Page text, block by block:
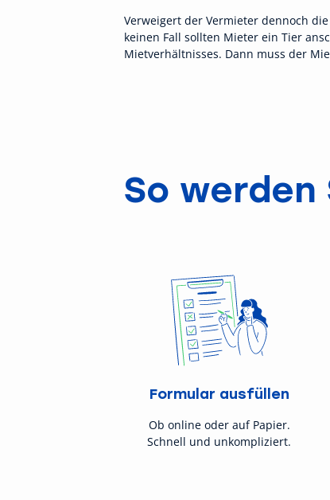
Verweigert der Vermieter dennoch
keinen Fall sollten Mieter ein Tier
Mietverhältnisses. Dann muss der
So
Formular ausfüllen
Ob online oder auf Papier.
Schnell und unkompliziert.